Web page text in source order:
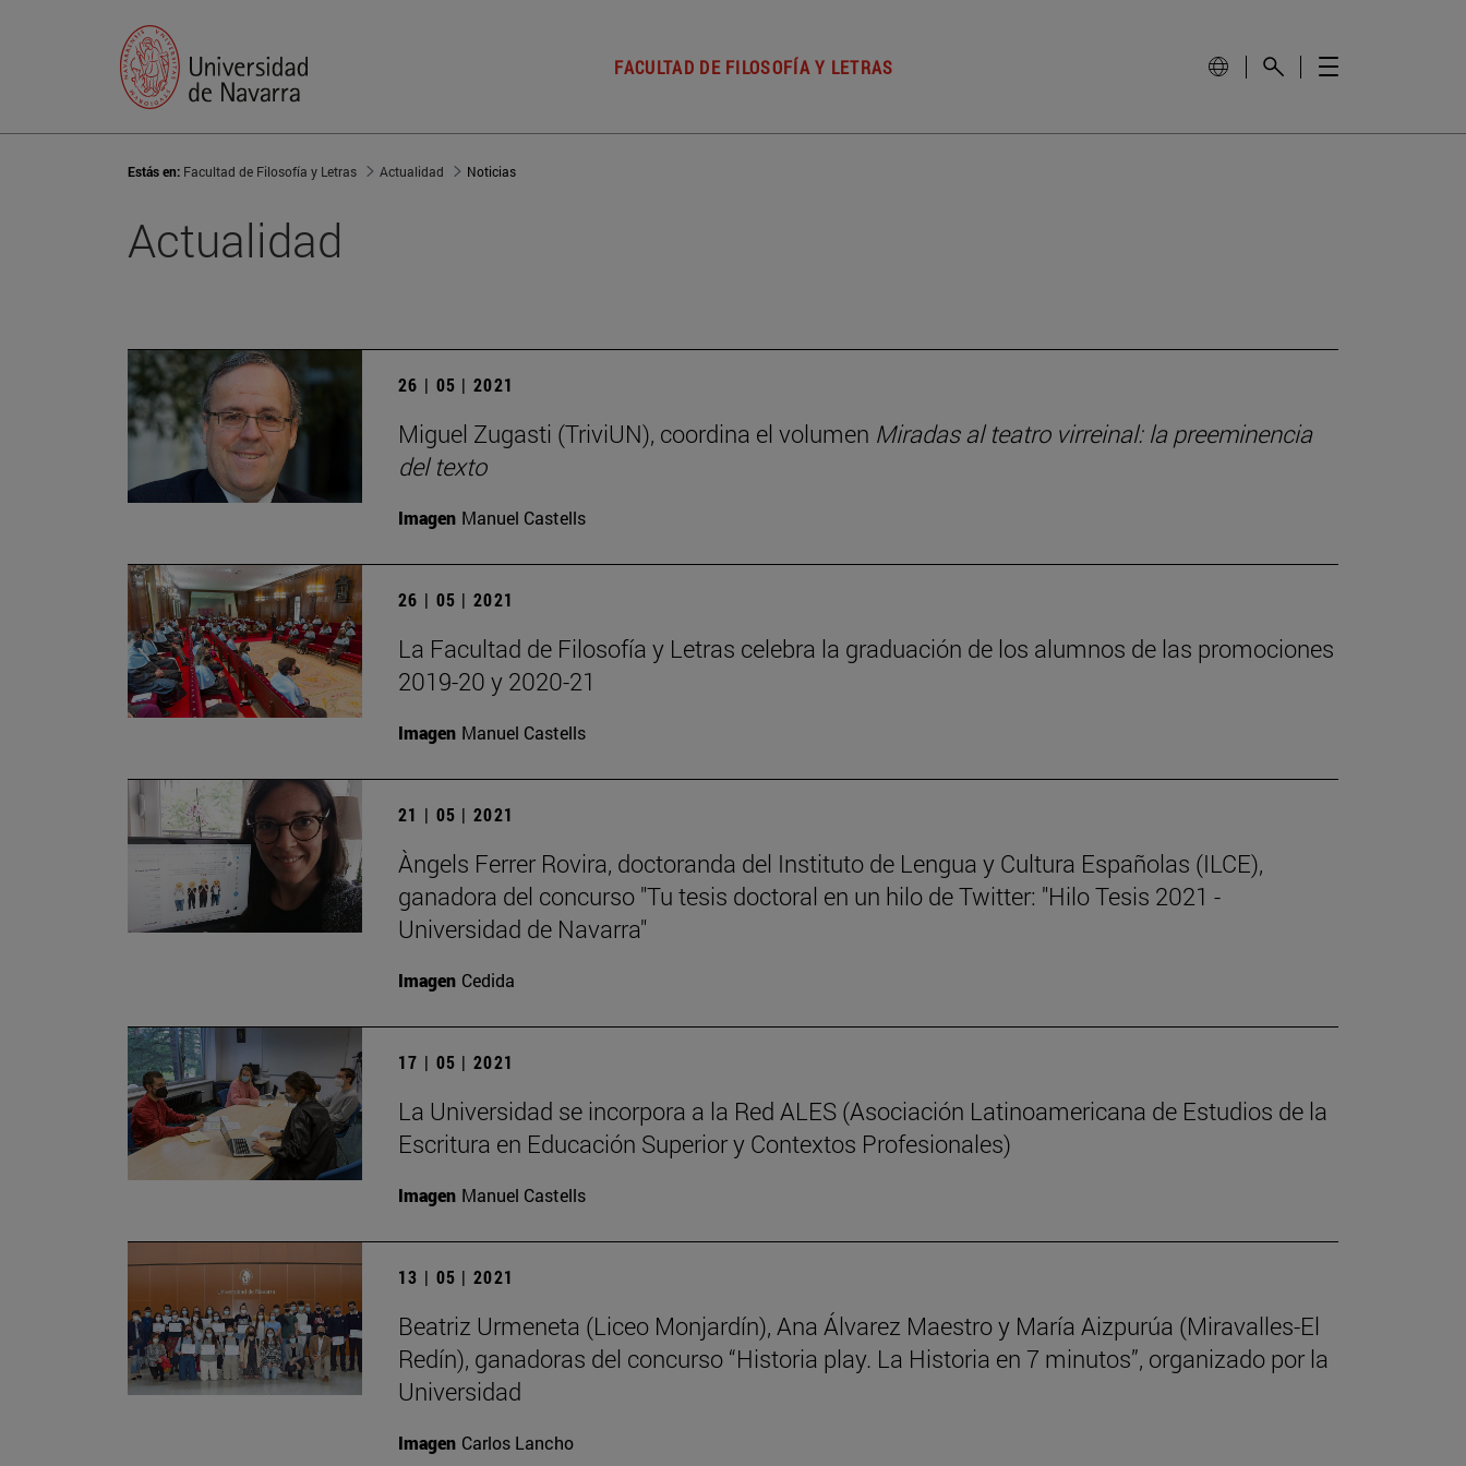
FACULTAD DE FILOSOFÍA Y LETRAS
Estás en: Facultad de Filosofía y Letras Actualidad Noticias
Actualidad
26 | 05 | 2021
Miguel Zugasti (TriviUN), coordina el volumen Miradas al teatro virreinal: la preeminencia
del texto
Imagen Manuel Castells
26 | 05 | 2021
La Facultad de Filosofía y Letras celebra la graduación de los alumnos de las promociones
2019-20 y 2020-21
Imagen Manuel Castells
21 | 05 | 2021
Àngels Ferrer Rovira, doctoranda del Instituto de Lengua y Cultura Españolas (ILCE),
ganadora del concurso "Tu tesis doctoral en un hilo de Twitter: "Hilo Tesis 2021 -
Universidad de Navarra"
Imagen Cedida
17 | 05 | 2021
La Universidad se incorpora a la Red ALES (Asociación Latinoamericana de Estudios de la
Escritura en Educación Superior y Contextos Profesionales)
Imagen Manuel Castells
13 | 05 | 2021
Beatriz Urmeneta (Liceo Monjardín), Ana Álvarez Maestro y María Aizpurúa (Miravalles-El
Redín), ganadoras del concurso “Historia play. La Historia en 7 minutos”, organizado por la
Universidad
Imagen Carlos Lancho